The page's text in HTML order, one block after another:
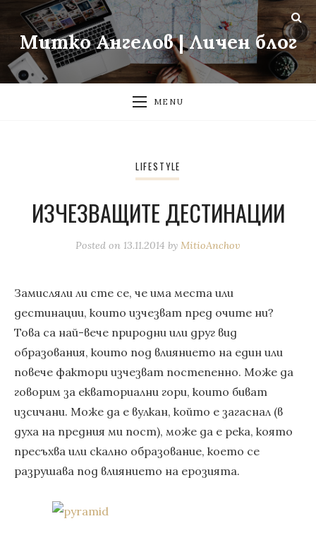
Митко Ангелов | Личен блог
MENU
LIFESTYLE
ИЗЧЕЗВАЩИТЕ ДЕСТИНАЦИИ
Posted on 13.11.2014 by MitioAnchov
Замисляли ли сте се, че има места или
дестинации, които изчезват пред очите ни?
Това са най-вече природни или друг вид
образования, които под влиянието на един или
повече фактори изчезват постепенно. Може да
говорим за екваториални гори, които биват
изсичани. Може да е вулкан, който е загаснал (в
духа на предния ми пост), може да е река, която
пресъхва или скално образование, което се
разрушава под влиянието на ерозията.